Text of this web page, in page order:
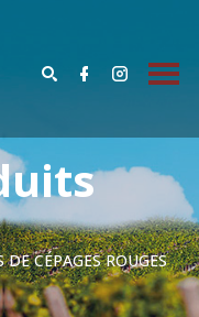
DE CÉPAGES ROUGES